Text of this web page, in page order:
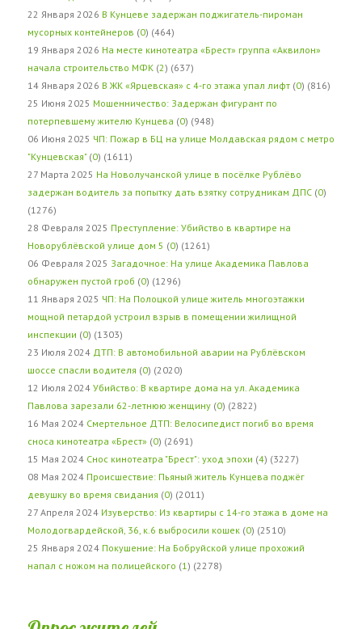
22 Января 2026 В Кунцеве задержан поджигатель-пироман
мусорных контейнеров (0) (464)
19 Января 2026 На месте кинотеатра «Брест» группа «Аквилон»
начала строительство МФК (2) (637)
14 Января 2026 В ЖК «Ярцевская» с 4-го этажа упал лифт (0) (816)
25 Июня 2025 Мошенничество: Задержан фигурант по
потерпевшему жителю Кунцева (0) (948)
06 Июня 2025 ЧП: Пожар в БЦ на улице Молдавская рядом с метро
"Кунцевская" (0) (1611)
27 Марта 2025 На Новолучанской улице в посёлке Рублёво
задержан водитель за попытку дать взятку сотрудникам ДПС (0)
(1276)
28 Февраля 2025 Преступление: Убийство в квартире на
Новорублёвской улице дом 5 (0) (1261)
06 Февраля 2025 Загадочное: На улице Академика Павлова
обнаружен пустой гроб (0) (1296)
11 Января 2025 ЧП: На Полоцкой улице житель многоэтажки
мощной петардой устроил взрыв в помещении жилищной
инспекции (0) (1303)
23 Июля 2024 ДТП: В автомобильной аварии на Рублёвском
шоссе спасли водителя (0) (2020)
12 Июля 2024 Убийство: В квартире дома на ул. Академика
Павлова зарезали 62-летнюю женщину (0) (2822)
16 Мая 2024 Смертельное ДТП: Велосипедист погиб во время
сноса кинотеатра «Брест» (0) (2691)
15 Мая 2024 Снос кинотеатра "Брест": уход эпохи (4) (3227)
08 Мая 2024 Происшествие: Пьяный житель Кунцева поджёг
девушку во время свидания (0) (2011)
27 Апреля 2024 Изуверство: Из квартиры с 14-го этажа в доме на
Молодогвардейской, 36, к.6 выбросили кошек (0) (2510)
25 Января 2024 Покушение: На Бобруйской улице прохожий
напал с ножом на полицейского (1 ) (2278)